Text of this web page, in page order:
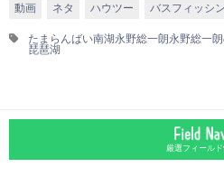
動画 ネタ ハウツー バスフィッシ
たまらんばい南湖永野総一朗永野総一
琵琶湖
厳選フィールド